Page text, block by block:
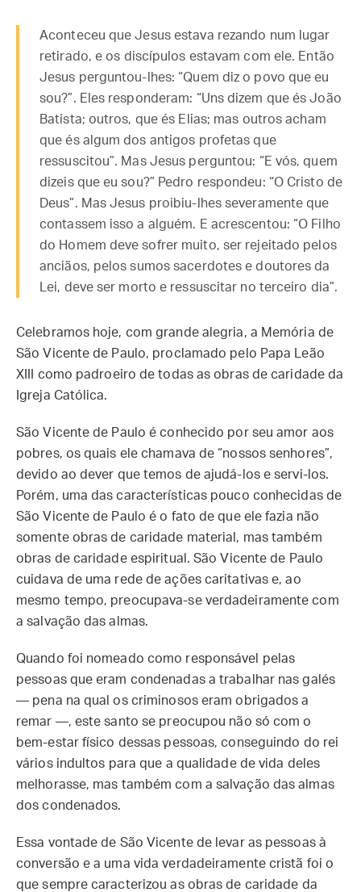
Aconteceu que Jesus estava rezando num lugar
retirado, e os discípulos estavam com ele. Então
Jesus perguntou-lhes: “Quem diz o povo que eu
sou?”. Eles responderam: “Uns dizem que és João
Batista; outros, que és Elias; mas outros acham
que és algum dos antigos profetas que
ressuscitou”. Mas Jesus perguntou: “E vós, quem
dizeis que eu sou?” Pedro respondeu: “O Cristo de
Deus”. Mas Jesus proibiu-lhes severamente que
contassem isso a alguém. E acrescentou: “O Filho
do Homem deve sofrer muito, ser rejeitado pelos
anciãos, pelos sumos sacerdotes e doutores da
Lei, deve ser morto e ressuscitar no terceiro dia”.
Celebramos hoje, com grande alegria, a Memória de
São Vicente de Paulo, proclamado pelo Papa Leão
XIII como padroeiro de todas as obras de caridade da
Igreja Católica.
São Vicente de Paulo é conhecido por seu amor aos
pobres, os quais ele chamava de “nossos senhores”,
devido ao dever que temos de ajudá-los e servi-los.
Porém, uma das características pouco conhecidas de
São Vicente de Paulo é o fato de que ele fazia não
somente obras de caridade material, mas também
obras de caridade espiritual. São Vicente de Paulo
cuidava de uma rede de ações caritativas e, ao
mesmo tempo, preocupava-se verdadeiramente com
a salvação das almas.
Quando foi nomeado como responsável pelas
pessoas que eram condenadas a trabalhar nas galés
— pena na qual os criminosos eram obrigados a
remar —, este santo se preocupou não só com o
bem-estar físico dessas pessoas, conseguindo do rei
vários indultos para que a qualidade de vida deles
melhorasse, mas também com a salvação das almas
dos condenados.
Essa vontade de São Vicente de levar as pessoas à
conversão e a uma vida verdadeiramente cristã foi o
que sempre caracterizou as obras de caridade da